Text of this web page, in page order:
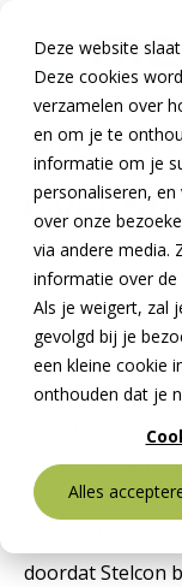
Deze website
Deze cookies
verzamelen over
en om je te
informatie om je
personaliseren,
over onze
via andere media.
informatie over de
Als je weigert, zal
gevolgd bij je
een kleine cookie
onthouden dat je
Alles
Downloads
Werken bij
Producten
Stelcon®
Railcon®
Divicon®
BTE Groep
Onze verhalen
Over ons
Over De
Over Stelcon®
Over Railcon®
Over Divicon®
Medewerkers
Contact
Contact
Contact
Contact
Home »Over
Over
De
Betonproducten
geworden. En
hun functie
naar volle
doordat Stelcon